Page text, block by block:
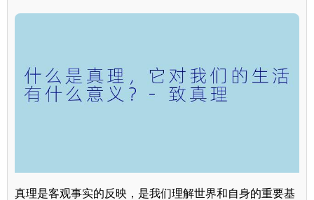
真理是客观事实的反映，是我们理解世界和自身的重要基